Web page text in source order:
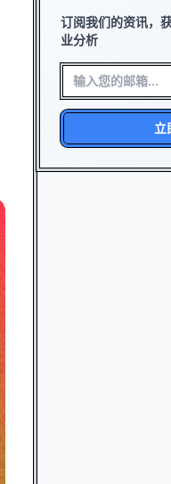
订阅我们的资讯，
业分析
立